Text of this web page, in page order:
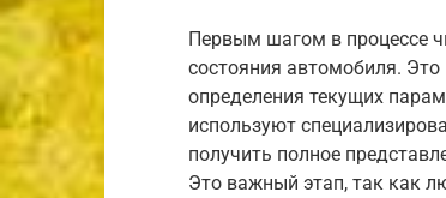
Первым шагом в процессе
состояния автомобиля.
определения текущих
используют
получить полное
Это важный этап, так как